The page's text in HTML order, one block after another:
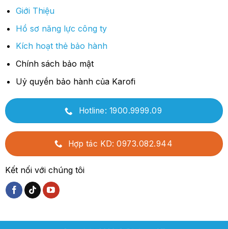
Giới Thiệu
Hồ sơ năng lực công ty
Kích hoạt thẻ bảo hành
Chính sách bảo mật
Uỷ quyền bảo hành của Karofi
Hotline: 1900.9999.09
Hợp tác KD: 0973.082.944
Kết nối với chúng tôi